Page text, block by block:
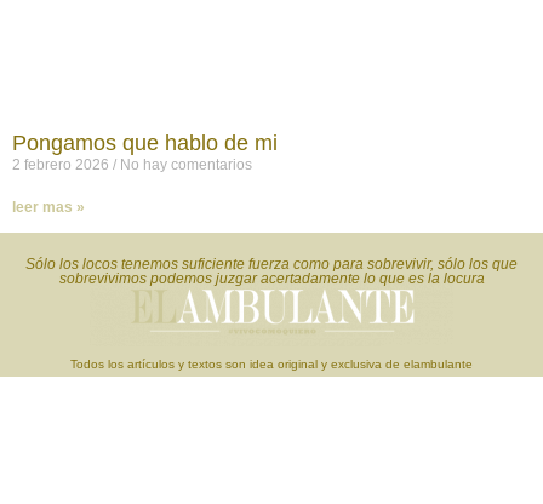
Pongamos que hablo de mi
2 febrero 2026 No hay comentarios
leer mas »
Sólo los locos tenemos suficiente fuerza como para sobrevivir, sólo los que
sobrevivimos podemos juzgar acertadamente lo que es la locura
Todos los artículos y textos son idea original y exclusiva de elambulante